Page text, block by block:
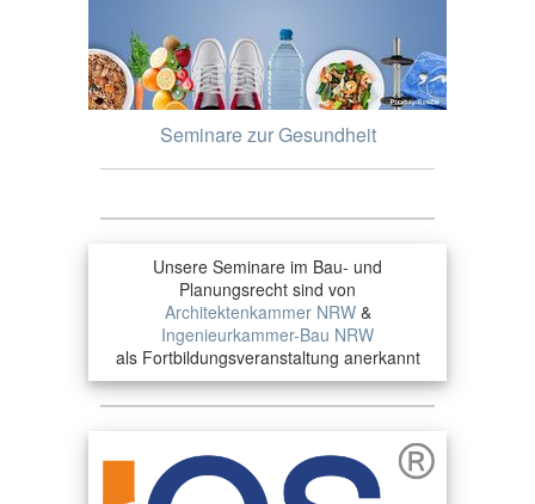
Seminare zur Gesundheit
Unsere Seminare im Bau- und
Planungsrecht sind von
Architektenkammer NRW&
Ingenieurkammer-Bau NRW
als Fortbildungsveranstaltung anerkannt